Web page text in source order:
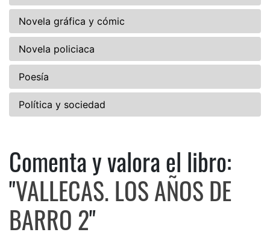
Novela gráfica y cómic
Novela policiaca
Poesía
Política y sociedad
Comenta y valora el libro:
Comenta y valora el libro:
"VALLECAS. LOS AÑOS DE
BARRO 2"